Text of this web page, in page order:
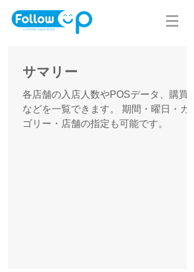
サマリー
各店舗の入店人数やPOSデータ、購買率
などを一覧できます。 期間・曜日・カテ
ゴリー・店舗の指定も可能です。